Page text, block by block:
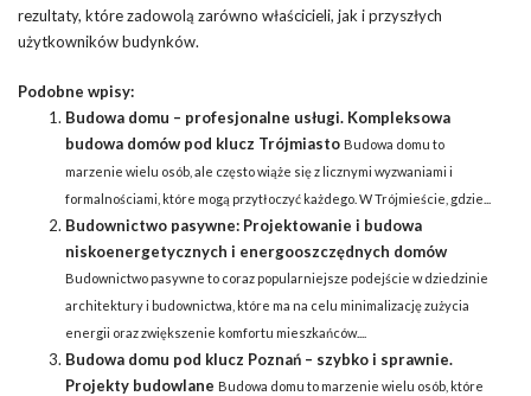
rezultaty, które zadowolą zarówno właścicieli, jak i przyszłych
użytkowników budynków.
Podobne wpisy:
Budowa domu – profesjonalne usługi. Kompleksowa
budowa domów pod klucz Trójmiasto Budowa domu to
marzenie wielu osób, ale często wiąże się z licznymi wyzwaniami i
formalnościami, które mogą przytłoczyć każdego. W Trójmieście, gdzie...
Budownictwo pasywne: Projektowanie i budowa
niskoenergetycznych i energooszczędnych domów
Budownictwo pasywne to coraz popularniejsze podejście w dziedzinie
architektury i budownictwa, które ma na celu minimalizację zużycia
energii oraz zwiększenie komfortu mieszkańców....
Budowa domu pod klucz Poznań – szybko i sprawnie.
Projekty budowlane Budowa domu to marzenie wielu osób, które